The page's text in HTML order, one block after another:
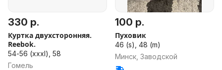
330 р.
Куртка двухсторонняя.
Reebok.
54-56 (xxxl), 58
Гомель
100 р.
Пуховик
46 (s), 48 (m)
Минск, Заводской